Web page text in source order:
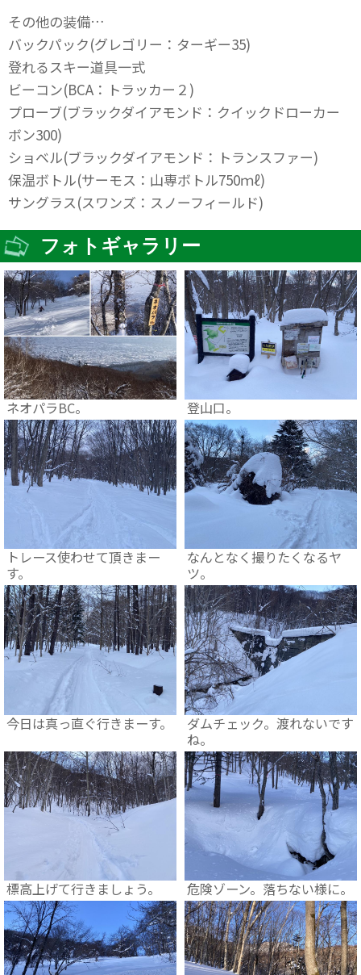
その他の装備…
バックパック(グレゴリー：ターギー35)
登れるスキー道具一式
ビーコン(BCA：トラッカー２)
プローブ(ブラックダイアモンド：クイックドローカー
ボン300)
ショベル(ブラックダイアモンド：トランスファー)
保温ボトル(サーモス：山専ボトル750ｍℓ)
サングラス(スワンズ：スノーフィールド)
フォトギャラリー
ネオパラBC。 登山口。
トレース使わせて頂きまー
す。
なんとなく撮りたくなるヤ
ツ。
今日は真っ直ぐ行きまーす。
ダムチェック。渡れないです
ね。
標高上げて行きましょう。 危険ゾーン。落ちない様に。